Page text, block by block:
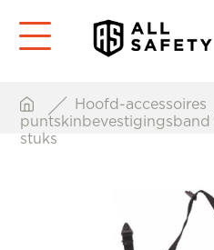
Hoofd-accessoires
puntskinbevestigingsband
stuks